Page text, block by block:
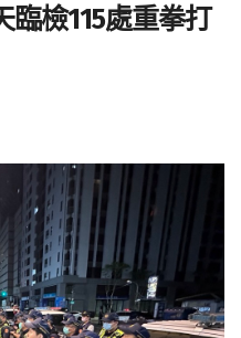
臨檢115處重拳打